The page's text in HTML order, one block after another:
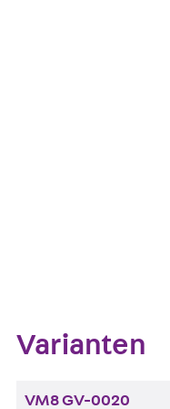
Sie sind in
Varianten
VM8 GV-0020